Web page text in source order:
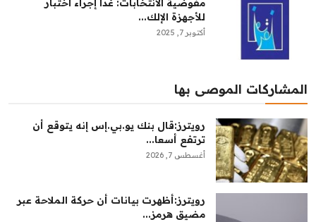
مفوضية الانتخابات: غداً إجراء اختبار
للأجهزة الإلك...
أكتوبر 7, 2025
المشاركات الموصى بها
رويترز:‏قال بنك ​يو.بي.إس إنه يتوقع أن ​
ترتفع أسعا...
أغسطس 7, 2026
رويترز:‏أظهرت بيانات أن حركة الملاحة عبر
مضيق هرمز...